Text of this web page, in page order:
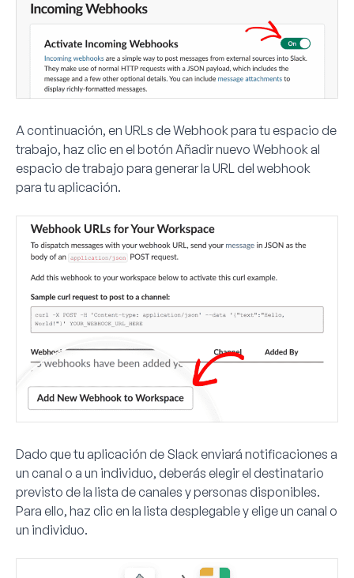
A continuación, en URLs de Webhook para tu espacio de
trabajo, haz clic en el botón Añadir nuevo Webhook al
espacio de trabajo para generar la URL del webhook
para tu aplicación.
Dado que tu aplicación de Slack enviará notificaciones a
un canal o a un individuo, deberás elegir el destinatario
previsto de la lista de canales y personas disponibles.
Para ello, haz clic en la lista desplegable y elige un canal o
un individuo.